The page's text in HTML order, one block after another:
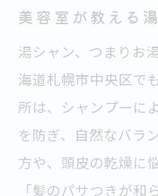
美容室が教える
湯シャン、つまりお
海道札幌市中央区で
所は、シャンプーに
を防ぎ、自然なバラ
方や、頭皮の乾燥に
「髪のパサつきが